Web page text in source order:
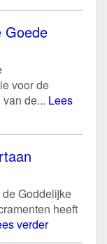
Goede
voor de
de... Lees
Goddelijke
heeft
verder